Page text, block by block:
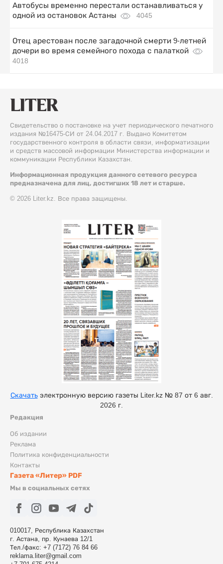
Автобусы временно перестали останавливаться у
одной из остановок Астаны
4045
Отец арестован после загадочной смерти 9-летней
дочери во время семейного похода с палаткой
4018
Свидетельство о постановке на учет периодического печатного
издания №16475-СИ от 24.04.2017 г. Выдано Комитетом
государственного контроля в области связи, информатизации
и средств массовой информации Министерства информации и
коммуникации Республики Казахстан.
Информационная продукция данного сетевого ресурса
предназначена для лиц, достигших 18 лет и старше.
© 2026 Liter.kz. Все права защищены.
Редакция
Об издании
Реклама
Политика конфиденциальности
Контакты
Газета «Литер» PDF
Мы в социальных сетях
010017, Республика Казахстан
г. Астана, пр. Кунаева 12/1
Тел./факс: +7 (7172) 76 84 66
reklama.liter@gmail.com
Скачатьэлектронную версию газеты Liter.kz № 87 от 6 авг.
2026 г.